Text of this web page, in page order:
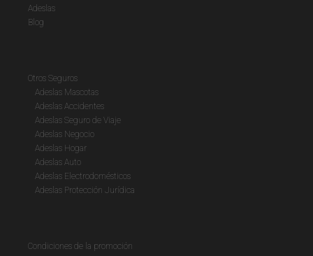
Adeslas
Blog
Otros Seguros
Adeslas Mascotas
Adeslas Accidentes
Adeslas Seguro de Viaje
Adeslas Negocio
Adeslas Hogar
Adeslas Auto
Adeslas Electrodomésticos
Adeslas Protección Jurídica
Condiciones de la promoción